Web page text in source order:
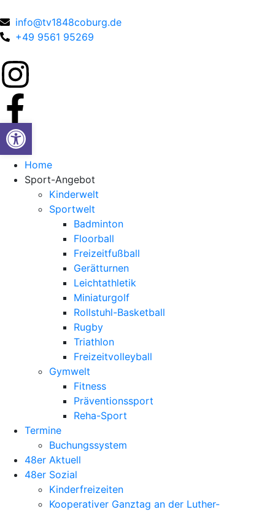
info@tv1848coburg.de
+49 9561 95269
Home
Sport-Angebot
Kinderwelt
Sportwelt
Badminton
Floorball
Freizeitfußball
Gerätturnen
Leichtathletik
Miniaturgolf
Rollstuhl-Basketball
Rugby
Triathlon
Freizeitvolleyball
Gymwelt
Fitness
Präventionssport
Reha-Sport
Termine
Buchungssystem
48er Aktuell
48er Sozial
Kinderfreizeiten
Kooperativer Ganztag an der Luther-
Werkzeugleiste öffnen